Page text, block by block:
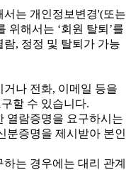
는 개인정보변경'(또는
위해서는 ‘회원 탈퇴’를
, 정정 및 탈퇴가 가능
나 전화, 이메일 등을
할 수 있습니다.
열람증명을 요구하시는
분증명을 제시받아 본인
는 경우에는 대리 관계